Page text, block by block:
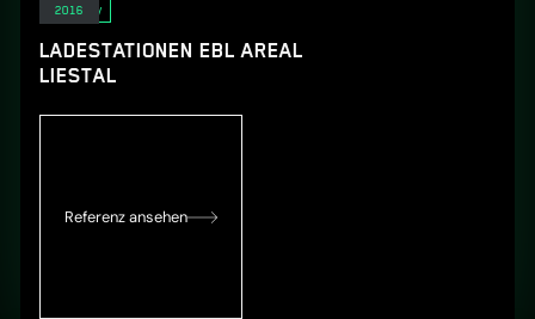
E-Mobility
LADESTATIONEN EBL AREAL
LIESTAL
Referenz ansehen
2016